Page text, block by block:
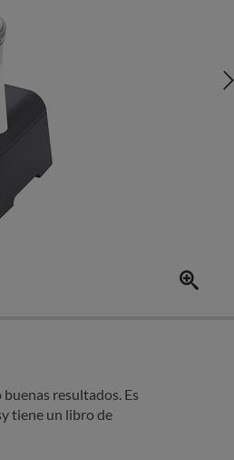
resultados. Es
tiene un libro de